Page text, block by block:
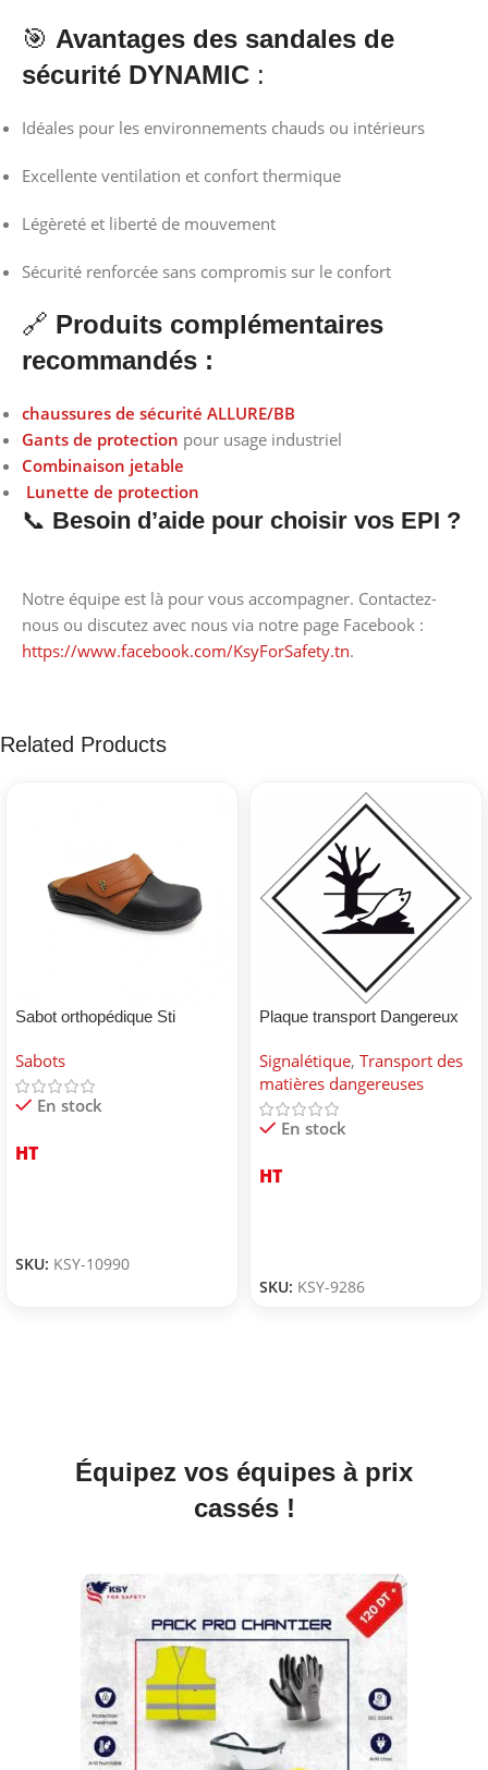
🎯 Avantages des sandales de
sécurité DYNAMIC :
Idéales pour les environnements chauds ou intérieurs
Excellente ventilation et confort thermique
Légèreté et liberté de mouvement
Sécurité renforcée sans compromis sur le confort
🔗 Produits complémentaires
recommandés :
chaussures de sécurité ALLURE/BB
Gants de protection pour usage industriel
Combinaison jetable
Lunette de protection
📞 Besoin d’aide pour choisir vos EPI ?
Notre équipe est là pour vous accompagner. Contactez-
nous ou discutez avec nous via notre page Facebook :
https://www.facebook.com/KsyForSafety.tn.
Related Products
Sabot orthopédique Sti
Sabots
En stock
HT
SKU: KSY-10990
Plaque transport Dangereux
Signalétique, Transport des
matières dangereuses
En stock
HT
SKU: KSY-9286
Équipez vos équipes à prix
cassés !